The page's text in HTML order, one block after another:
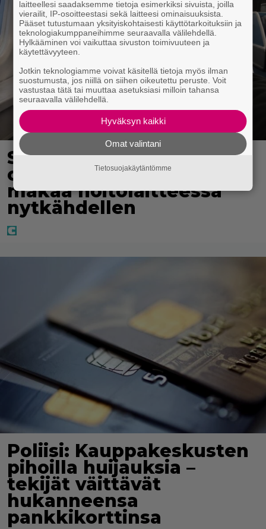
Sampo Kaulanen sai
oudon tulehduksen –
makaa hoitolaitteessa
nytkähdellen
Poliisi: Kauppakeskusten
pihoilla huijauksia –
tekijät väittävät
hukanneensa
pankkikorttinsa
laitteellesi saadaksemme tietoja esimerkiksi sivuista, joilla
vierailit, IP-osoitteestasi sekä laitteesi ominaisuuksista.
Pääset tutustumaan yksityiskohtaisesti käyttötarkoituksiin ja
teknologiakumppaneihimme seuraavalla välilehdellä.
Hylkääminen voi vaikuttaa sivuston toimivuuteen ja
käytettävyyteen.
Jotkin teknologiamme voivat käsitellä tietoja myös ilman
suostumusta, jos niillä on siihen oikeutettu peruste. Voit
vastustaa tätä tai muuttaa asetuksiasi milloin tahansa
seuraavalla välilehdellä.
Hyväksyn kaikki
Omat valintani
Tietosuojakäytäntömme